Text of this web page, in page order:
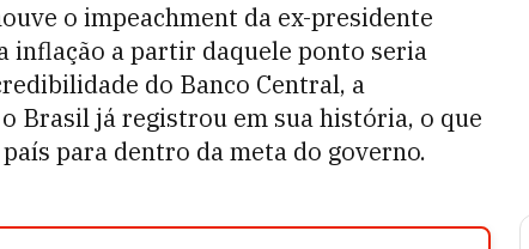
o impeachment da ex-presidente
inflação a partir daquele ponto seria
do Banco Central, a
Brasil já registrou em sua história, o que
para dentro da meta do governo.